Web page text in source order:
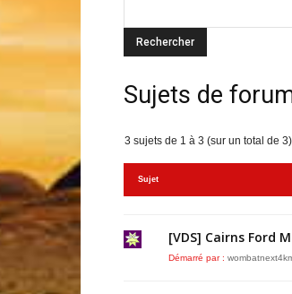
Sujets de
3 sujets de 1 à 3 (sur un total de 3)
Sujet
[VDS] Cairns Ford
Démarré par :